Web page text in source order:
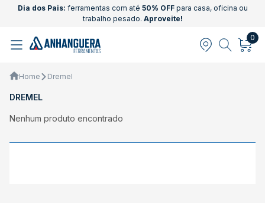
Dia dos Pais: ferramentas com até 50% OFFpara casa, oficina ou
trabalho pesado. Aproveite!
0
Home Dremel
DREMEL
Nenhum produto encontrado